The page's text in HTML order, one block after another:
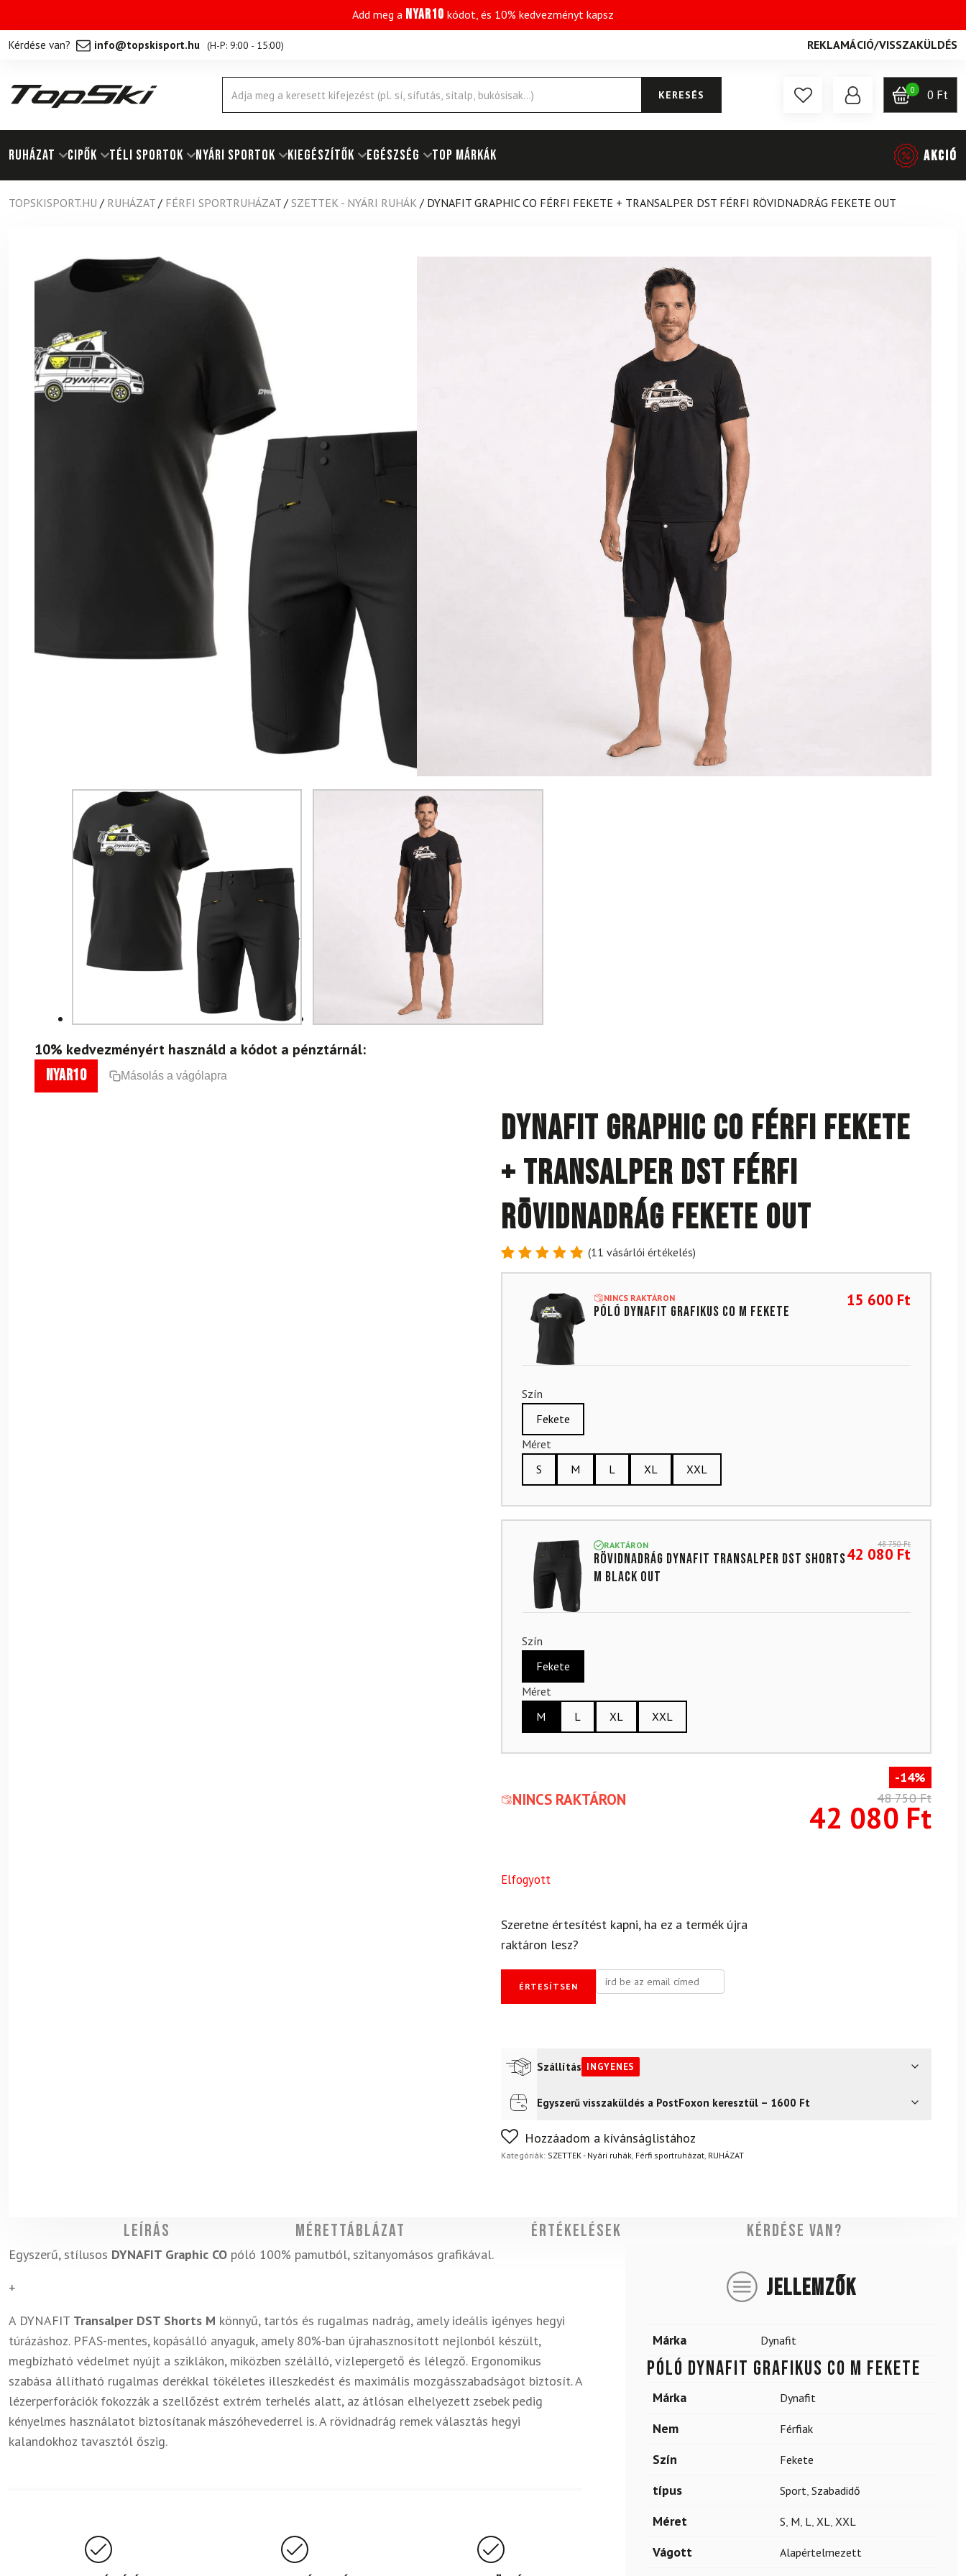
Add meg a NYAR10 kódot, és 10% kedvezményt kapsz
Kérdése van? info@topskisport.hu (H-P: 9:00 - 15:00) REKLAMÁCIÓ/VISSZAKÜLDÉS
Products
search
KERESÉS 0 0 Ft
RUHÁZAT Cipők TÉLI SPORTOK NYÁRI SPORTOK KIEGÉSZÍTŐK EGÉSZSÉG Top márkák AKCIÓ
TOPSKISPORT.HU / RUHÁZAT / FÉRFI SPORTRUHÁZAT / SZETTEK - NYÁRI RUHÁK / DYNAFIT GRAPHIC CO FÉRFI FEKETE + TRANSALPER DST FÉRFI RÖVIDNADRÁG FEKETE OUT
10% kedvezményért használd a kódot a pénztárnál:
nyar10 Másolás a vágólapra
DYNAFIT Graphic Co Férfi Fekete
+ Transalper DST Férfi
Rövidnadrág Fekete Out
Értékelés
5-ből,
11
értékelés
alapján
(11 vásárlói értékelés)
NINCS RAKTÁRON
Póló Dynafit grafikus CO M fekete
15 600 Ft
Szín
Fekete
Méret
S
M L XL XXL
RAKTÁRON
Rövidnadrág DYNAFIT Transalper Dst Shorts
M Black Out
48 750Ft
42 080 Ft
Szín
Fekete
Méret
M
L XL XXL
NINCS RAKTÁRON
-14%
48 750Ft
42 080 Ft
Elfogyott
Szeretne értesítést kapni, ha ez a termék újra
raktáron lesz?
ÉRTESÍTSEN
Szállítás INGYENES
Futár a címreIngyenes
FoxPost
Egyszerű visszaküldés a PostFoxon keresztül – 1600 Ft
Nem biztos a választásában? Semmi gond – a terméket egyszerűen visszaküldheti 14
napon belül, indoklás nélkül.Mik a visszaküldés feltételei?
Hozzáadom a kívánságlistához
Kategóriák: SZETTEK - Nyári ruhák, Férfi sportruházat, RUHÁZAT
Leírás Mérettáblázat Értékelések Kérdése van?
Egyszerű, stílusos DYNAFIT Graphic CO póló 100% pamutból, szitanyomásos grafikával.
+
A DYNAFIT Transalper DST Shorts M könnyű, tartós és rugalmas nadrág, amely ideális igényes hegyi
túrázáshoz. PFAS-mentes, kopásálló anyaguk, amely 80%-ban újrahasznosított nejlonból készült,
megbízható védelmet nyújt a sziklákon, miközben szélálló, vízlepergető és lélegző. Ergonomikus
szabása állítható rugalmas derékkal tökéletes illeszkedést és maximális mozgásszabadságot biztosít. A
lézerperforációk fokozzák a szellőzést extrém terhelés alatt, az átlósan elhelyezett zsebek pedig
kényelmes használatot biztosítanak mászóhevederrel is. A rövidnadrág remek választás hegyi
kalandokhoz tavasztól őszig.
JELLEMZŐK
Márka Dynafit
Póló Dynafit grafikus CO M fekete
Márka Dynafit
Nem Férfiak
Szín Fekete
típus Sport Szabadidő
Méret S M L XL XXL
Vágott Alapértelmezett